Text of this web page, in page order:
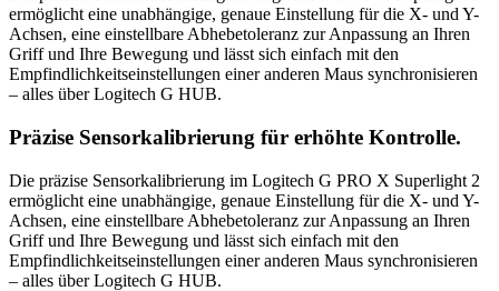
ermöglicht eine unabhängige, genaue Einstellung für die X- und Y-
Achsen, eine einstellbare Abhebetoleranz zur Anpassung an Ihren
Griff und Ihre Bewegung und lässt sich einfach mit den
Empfindlichkeitseinstellungen einer anderen Maus synchronisieren
– alles über Logitech G HUB.
Präzise Sensorkalibrierung für erhöhte Kontrolle.
Die präzise Sensorkalibrierung im Logitech G PRO X Superlight 2
ermöglicht eine unabhängige, genaue Einstellung für die X- und Y-
Achsen, eine einstellbare Abhebetoleranz zur Anpassung an Ihren
Griff und Ihre Bewegung und lässt sich einfach mit den
Empfindlichkeitseinstellungen einer anderen Maus synchronisieren
– alles über Logitech G HUB.